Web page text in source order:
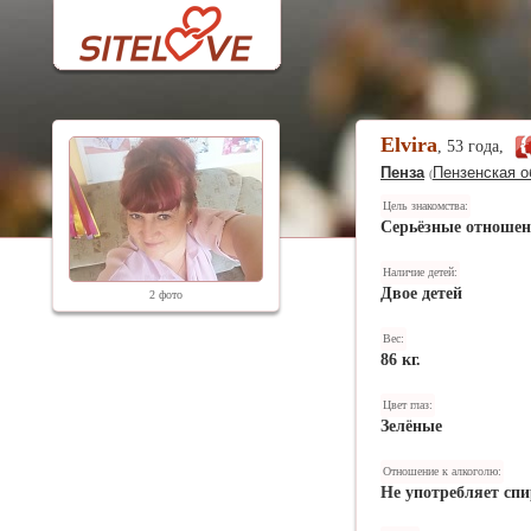
2 фото
Elvira, 53 года,
Пенза (Пензенская
Цель знакомства:
Серьёзные
Наличие детей:
Двое детей
Вес:
86 кг.
Цвет глаз:
Зелёные
Отношение к алкоголю:
Не употребляет